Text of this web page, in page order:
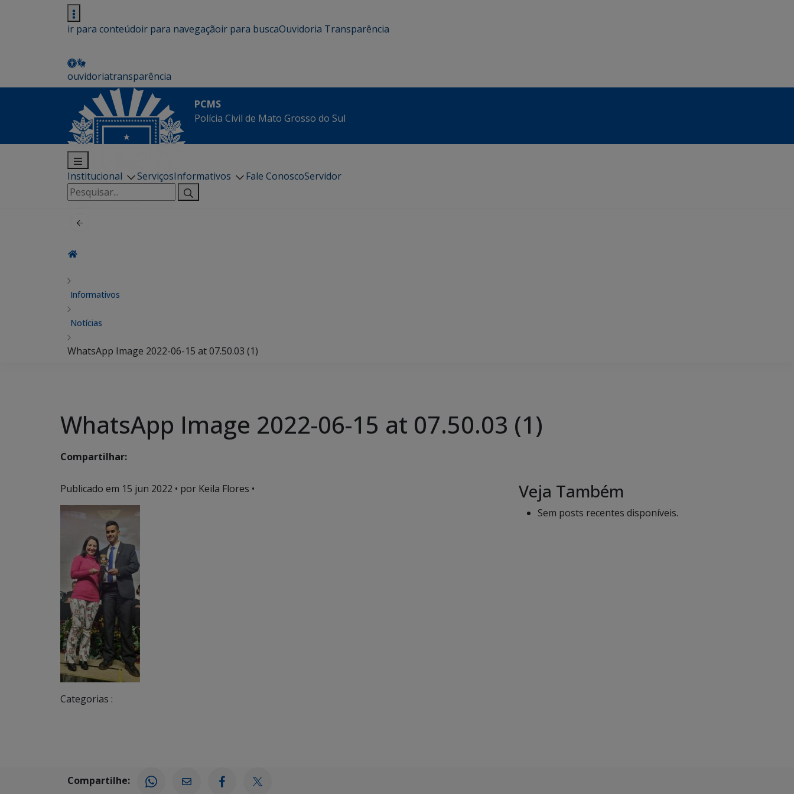
ir para conteúdoir para navegaçãoir para buscaOuvidoria Transparência
ouvidoriatransparência
PCMS
Polícia Civil de Mato Grosso do Sul
Institucional ServiçosInformativos Fale ConoscoServidor
Pesquisar
por:
Informativos
Notícias
WhatsApp Image 2022-06-15 at 07.50.03 (1)
WhatsApp Image 2022-06-15 at 07.50.03 (1)
Compartilhar:
Publicado em 15 jun 2022 • por Keila Flores •
Categorias :
Veja Também
Sem posts recentes disponíveis.
Compartilhe: